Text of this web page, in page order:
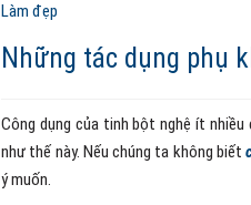
Làm đẹp
Những tác dụng phụ
Công dụng của tinh bột nghệ ít
như thế này. Nếu chúng ta không biết
ý muốn.